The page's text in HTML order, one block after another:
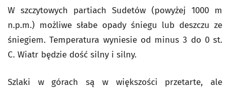
W szczytowych partiach Sudetów (powyżej 1000 m
n.p.m.) możliwe słabe opady śniegu lub deszczu ze
śniegiem. Temperatura wyniesie od minus 3 do 0 st.
C. Wiatr będzie dość silny i silny.
Szlaki w górach są w większości przetarte, ale